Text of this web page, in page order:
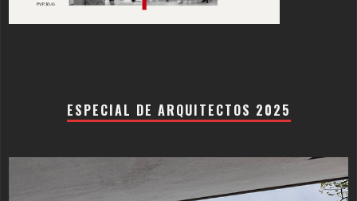
ESPECIAL DE ARQUITECTOS 2025